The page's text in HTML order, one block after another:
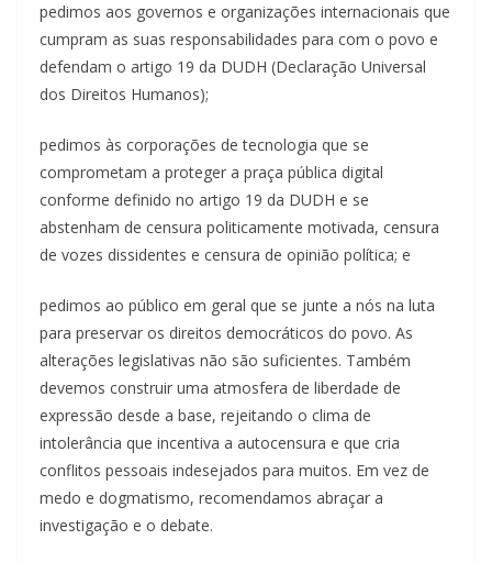
pedimos aos governos e organizações internacionais que
cumpram as suas responsabilidades para com o povo e
defendam o artigo 19 da DUDH (Declaração Universal
dos Direitos Humanos);
pedimos às corporações de tecnologia que se
comprometam a proteger a praça pública digital
conforme definido no artigo 19 da DUDH e se
abstenham de censura politicamente motivada, censura
de vozes dissidentes e censura de opinião política; e
pedimos ao público em geral que se junte a nós na luta
para preservar os direitos democráticos do povo. As
alterações legislativas não são suficientes. Também
devemos construir uma atmosfera de liberdade de
expressão desde a base, rejeitando o clima de
intolerância que incentiva a autocensura e que cria
conflitos pessoais indesejados para muitos. Em vez de
medo e dogmatismo, recomendamos abraçar a
investigação e o debate.